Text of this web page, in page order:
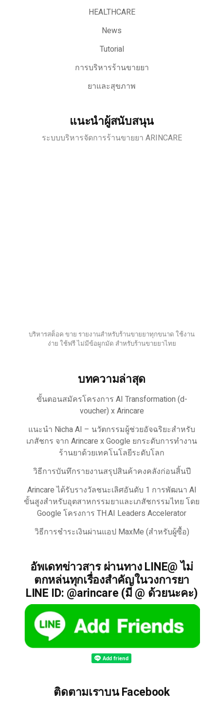
HEALTHCARE
News
Tutorial
การบริหารร้านขายยา
ยาและสุขภาพ
แนะนำผู้สนับสนุน
ระบบบริหารจัดการร้านขายยา ARINCARE
บริหารสต็อค ขาย รายงานสำหรับร้านขายยาทุกขนาด ใช้งาน
ง่าย ใช้ฟรี ไม่มีข้อผูกมัด สำหรับร้านขายยาไทย
บทความล่าสุด
ขั้นตอนสมัครโครงการ AI Transformation (d-
voucher) x Arincare
แนะนำ Nicha AI – นวัตกรรมผู้ช่วยอัจฉริยะสำหรับ
เภสัชกร จาก Arincare x Google ยกระดับการทำงาน
ร้านยาด้วยเทคโนโลยีระดับโลก
วิธีการบันทึกรายงานสรุปสินค้าคงคลังก่อนสิ้นปี
Arincare ได้รับรางวัลชนะเลิศอันดับ 1 การพัฒนา AI
ขั้นสูงสำหรับอุตสาหกรรมยาและเภสัชกรรมไทย โดย
Google โครงการ TH.AI Leaders Accelerator
วิธีการชำระเงินผ่านแอป MaxMe (สำหรับผู้ซื้อ)
อัพเดทข่าวสาร ผ่านทาง LINE@ ไม่
ตกหล่นทุกเรื่องสำคัญในวงการยา
LINE ID: @arincare (มี @ ด้วยนะคะ)
ติดตามเราบน Facebook